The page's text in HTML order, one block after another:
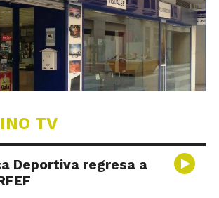
TV
Deportiva regresa a